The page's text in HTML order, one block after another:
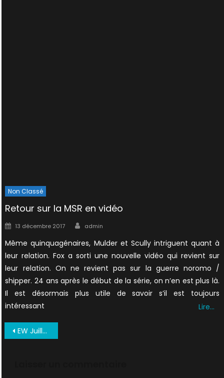
Non Classé
Retour sur la MSR en vidéo
Posted
13 décembre 2017 Author
admin
Même quinquagénaires, Mulder et Scully intriguent quant à
leur relation. Fox a sorti une nouvelle vidéo qui revient sur
leur relation. On ne revient pas sur la guerre noromo /
shipper. 24 ans après le début de la série, on n’en est plus là.
Il est désormais plus utile de savoir s’il est toujours
intéressant
Lire…
Navigation
EW Juillet 1998 US (6)